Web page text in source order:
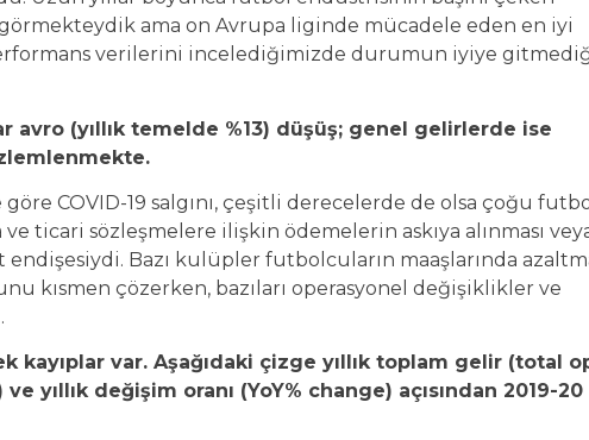
ama on Avrupa liginde mücadele eden en iyi
verilerini incelediğimizde durumun iyiye
(yıllık temelde %13) düşüş; genel gelirlerde ise
COVID-19 salgını, çeşitli derecelerde de olsa çoğu
ticari sözleşmelere ilişkin ödemelerin askıya alınması
Bazı kulüpler futbolcuların maaşlarında
kısmen çözerken, bazıları operasyonel değişiklikler ve
kayıplar var. Aşağıdaki çizge yıllık toplam gelir (total
yıllık değişim oranı (YoY% change) açısından 2019-20